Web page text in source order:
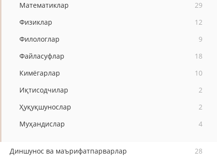
Математиклар
29
Физиклар
12
Филологлар
9
Файласуфлар
18
Кимёгарлар
10
Иқтисодчилар
2
Ҳуқуқшунослар
2
Муҳандислар
4
Диншунос ва маърифатпарварлар 28